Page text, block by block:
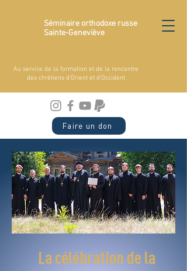
Séminaire orthodoxe russe
Sainte-Geneviève
Au service de la formation et de la rencontre
des chrétiens d'Orient et d'Occident
Faire un don
La célébration de la